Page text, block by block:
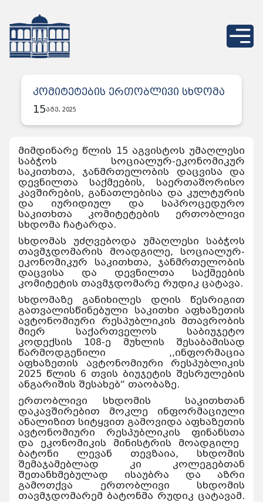
კომიტეტების ერთობლივი სხდომა
15აგვ, 2025
მიმდინარე წლის 15 აგვისტოს უმაღლესი
საბჭოს სოციალურ-ეკონომიკურ
საკითხთა, ჯანმრთელობის დაცვისა და
დევნილთა საქმეების, საერთაშორისო
კავშირების, განათლებისა და კულტურის
და იურიდიულ და საპროცედურო
საკითხთა კომიტეტების ერთობლივი
სხდომა ჩატარდა.
სხდომას უძღვებოდა უმაღლესი საბჭოს
თავმჯდომარის მოადგილე, სოციალურ-
ეკონომიკურ საკითხთა, ჯანმრთელობის
დაცვისა და დევნილთა საქმეების
კომიტეტის თავმჯდომარე რუდიკ ცატავა.
სხდომაზე განიხილეს დღის წესრიგით
გათვალისწინებული საკითხი აფხაზეთის
ავტონომიური რესპუბლიკის მთავრობის
მიერ საქართველოს საბიუჯეტო
კოდექსის 108-ე მუხლის შესაბამისად
წარმოდგენილი ,,ინფორმაცია
აფხაზეთის ავტონომიური რესპუბლიკის
2025 წლის 6 თვის ბიუჯეტის შესრულების
ანგარიშის შესახებ“ თაობაზე.
ერთობლივი სხდომის საკითხთან
დაკავშირებით მოკლე ინფორმაციული
ანალიზით სიტყვით გამოვიდა აფხაზეთის
ავტონომიური რესპუბლიკის ფინანსთა
და ეკონომიკის მინისტრის მოადგილე
ბატონი ლევან თევზაია, სხდომის
შემაჯამებლად კი კოლეგებთან
შეთანხმებულად ისაუბრა და აზრი
გამოთქვა ერთობლივი სხდომის
თავმჯდომარემ ბატონმა რუდიკ ცატავამ.